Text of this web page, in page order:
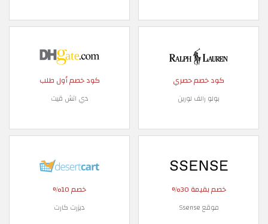
كود خصم حصري
بولو رالف لورين
كود خصم أول طلب
دي اتش قيت
خصم بقيمة 30%
موقع Ssense
خصم 10%
ديزرت كارت